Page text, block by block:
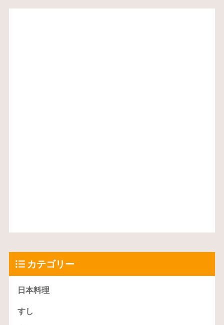
カテゴリー
日本料理
すし